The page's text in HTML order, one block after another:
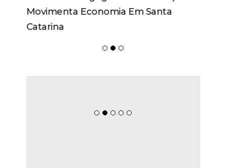
Movimenta Economia Em Santa
Catarina